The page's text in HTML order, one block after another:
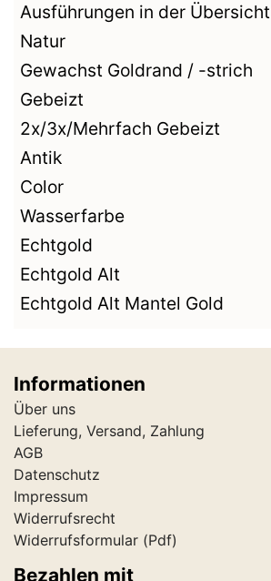
Ausführungen in der Übersicht
Natur
Gewachst Goldrand / -strich
Gebeizt
2x/3x/Mehrfach Gebeizt
Antik
Color
Wasserfarbe
Echtgold
Echtgold Alt
Echtgold Alt Mantel Gold
Informationen
Über uns
Lieferung, Versand, Zahlung
AGB
Datenschutz
Impressum
Widerrufsrecht
Widerrufsformular (Pdf)
Bezahlen mit